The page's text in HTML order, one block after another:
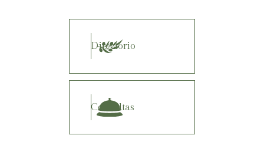
Directorio
Consultas